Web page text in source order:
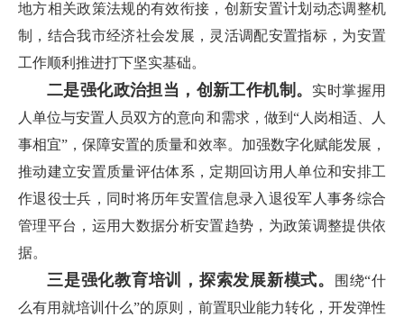
地方相关政策法规的有效衔接，创新安置计划动态调整机
制，结合我市经济社会发展，灵活调配安置指标，为安置
工作顺利推进打下坚实基础。
二是强化政治担当，创新工作机制。
实时掌握用
人单位与安置人员双方的意向和需求，做到“人岗相适、人
事相宜”，保障安置的质量和效率。加强数字化赋能发展，
推动建立安置质量评估体系，定期回访用人单位和安排工
作退役士兵，同时将历年安置信息录入退役军人事务综合
管理平台，运用大数据分析安置趋势，为政策调整提供依
据。
三是强化教育培训，探索发展新模式。
围绕“什
么有用就培训什么”的原则，前置职业能力转化，开发弹性